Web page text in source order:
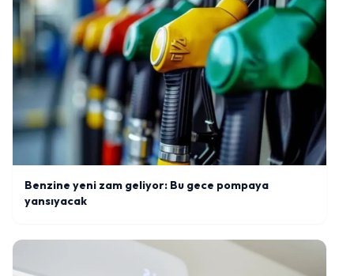
Benzine yeni zam geliyor: Bu gece pompaya
yansıyacak